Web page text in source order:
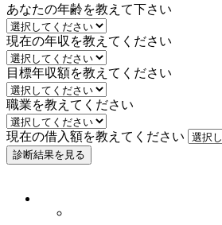
あなたの年齢を教えて下さい
現在の年収を教えてください
目標年収額を教えてください
職業を教えてください
現在の借入額を教えてください
診断結果を見る